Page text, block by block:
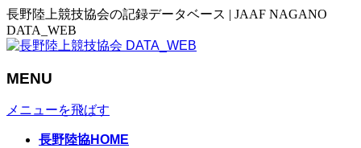
長野陸上競技協会の記録データベース | JAAF NAGANO
DATA_WEB
MENU
メニューを飛ばす
長野陸協HOME